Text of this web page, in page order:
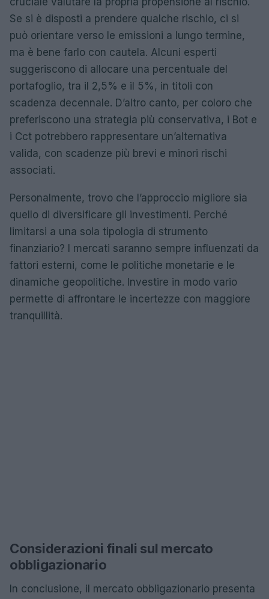
Se si è disposti a prendere qualche rischio, ci si
può orientare verso le emissioni a lungo termine,
ma è bene farlo con cautela. Alcuni esperti
suggeriscono di allocare una percentuale del
portafoglio, tra il 2,5% e il 5%, in titoli con
scadenza decennale. D’altro canto, per coloro che
preferiscono una strategia più conservativa, i Bot e
i Cct potrebbero rappresentare un’alternativa
valida, con scadenze più brevi e minori rischi
associati.
Personalmente, trovo che l’approccio migliore sia
quello di diversificare gli investimenti. Perché
limitarsi a una sola tipologia di strumento
finanziario? I mercati saranno sempre influenzati da
fattori esterni, come le politiche monetarie e le
dinamiche geopolitiche. Investire in modo vario
permette di affrontare le incertezze con maggiore
tranquillità.
Considerazioni finali sul mercato
obbligazionario
In conclusione, il mercato obbligazionario presenta